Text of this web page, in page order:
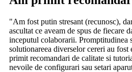
"Am fost putin stresant (recunosc),
ascultat ce aveam de spus de fiecare
inceputul colaborarii. Promptitudinea
solutionareea diverselor cereri au fost
primit recomandari de calitate si
nevoile de configurari sau setari